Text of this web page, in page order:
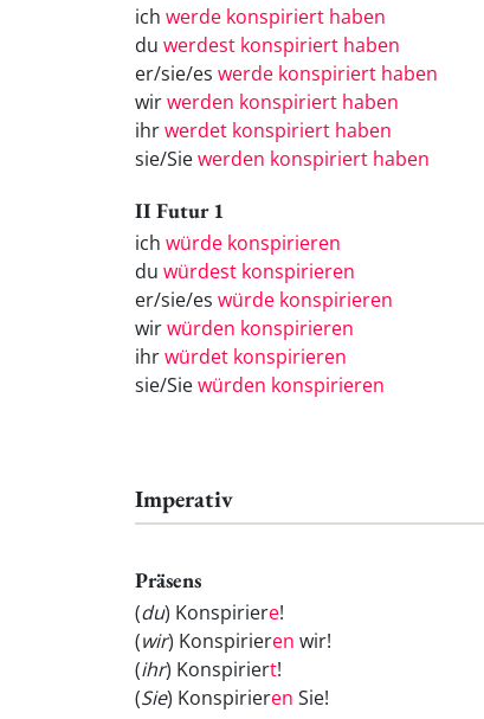
ich werde konspiriert haben
du werdest konspiriert haben
er/sie/es werde konspiriert haben
wirwerden konspiriert haben
ihrwerdet konspiriert haben
sie/Siewerden konspiriert haben
II Futur 1
ich würde konspirieren
du würdest konspirieren
er/sie/es würde konspirieren
wirwürden konspirieren
ihrwürdet konspirieren
sie/Siewürden konspirieren
Imperativ
Präsens
(du) Konspiriere!
(wir) Konspirieren wir!
(ihr) Konspiriert!
(Sie) Konspirieren Sie!